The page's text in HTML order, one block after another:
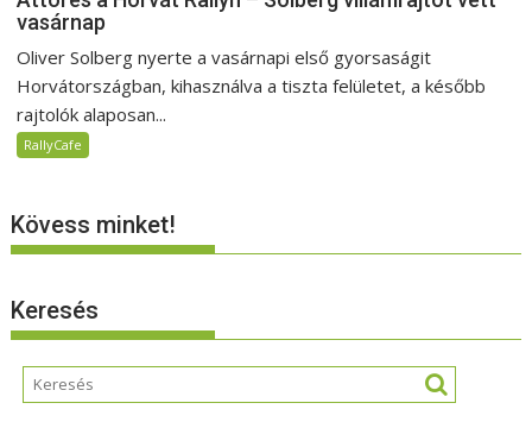
vasárnap
Oliver Solberg nyerte a vasárnapi első gyorsaságit
Horvátországban, kihasználva a tiszta felületet, a később
rajtolók alaposan...
RallyCafe
Kövess minket!
Keresés